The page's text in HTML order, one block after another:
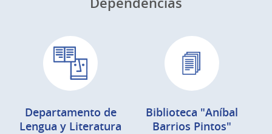
Departamento de
Lengua y Literatura
Biblioteca "Aníbal
Barrios Pintos"